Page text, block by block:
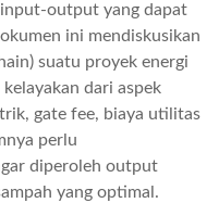
output yang dapat
ini mendiskusikan
suatu proyek energi
dari aspek
gate fee, biaya utilitas
perlu
diperoleh output
yang optimal.